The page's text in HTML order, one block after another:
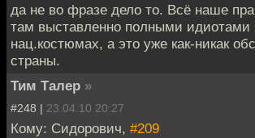
да не во фразе дело то. Всё наше
там выставленно полными идиотами
нац.костюмах, а это уже как-никак
страны.
Тим Талер »
#248 | 23.04.10 20:27
Кому: Сидорович, #209